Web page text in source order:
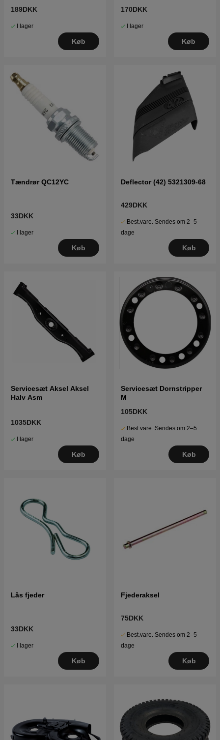
189DKK
I lager
Køb
170DKK
I lager
Køb
Tændrør QC12YC
33DKK
I lager
Køb
Deflector (42) 5321309-68
429DKK
Best.vare. Sendes om 2–5
dage
Køb
Servicesæt Aksel Aksel
Halv Asm
1035DKK
I lager
Køb
Servicesæt Dornstripper
M
105DKK
Best.vare. Sendes om 2–5
dage
Køb
Lås fjeder
33DKK
I lager
Køb
Fjederaksel
75DKK
Best.vare. Sendes om 2–5
dage
Køb